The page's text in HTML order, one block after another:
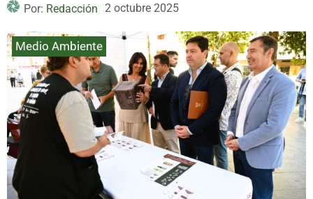
Por: Redacción 2 octubre 2025
Medio Ambiente